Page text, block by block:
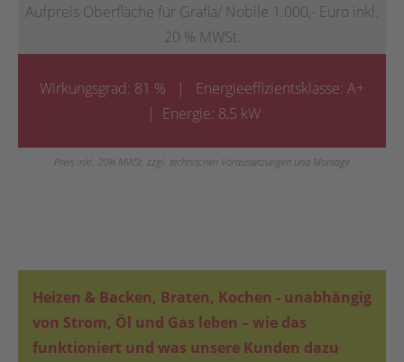
Aufpreis Oberfläche für Grafia/ Nobile 1.000,- Euro inkl.
20 % MWSt.
Wirkungsgrad: 81 % | Energieeffizientsklasse: A+
| Energie: 8,5 kW
Preis inkl. 20% MWSt. zzgl. technischen Voraussetzungen und Montage
Heizen & Backen, Braten, Kochen - unabhängig
von Strom, Öl und Gas leben – wie das
funktioniert und was unsere Kunden dazu